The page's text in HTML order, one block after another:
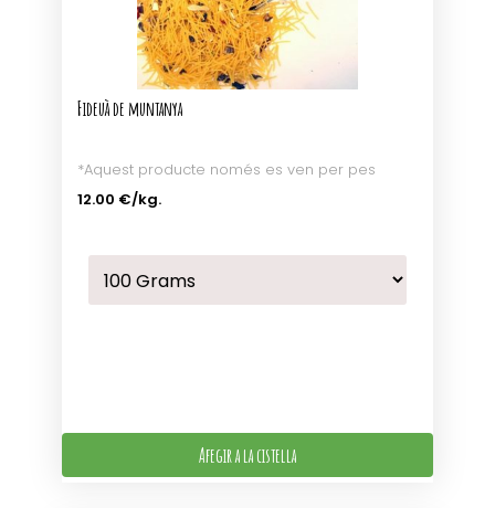
Fideuà de muntanya
*Aquest producte només es ven per pes
12.00 €/kg.
Afegir a la cistella